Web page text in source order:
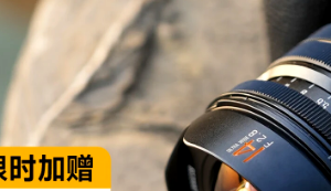
17周年庆典 争霸赛大区火
爆开启